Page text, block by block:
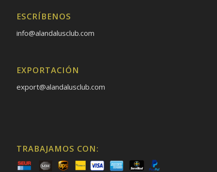
ESCRÍBENOS
info@alandalusclub.com
EXPORTACIÓN
export@alandalusclub.com
TRABAJAMOS CON: